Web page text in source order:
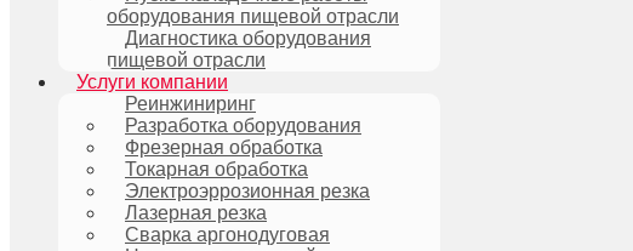
оборудования пищевой отрасли
Диагностика оборудования
пищевой отрасли
Услуги компании
Реинжиниринг
Разработка оборудования
Фрезерная обработка
Токарная обработка
Электроэррозионная резка
Лазерная резка
Сварка аргонодуговая